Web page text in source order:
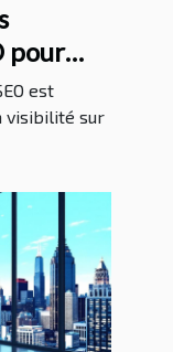
pour
ligne
est
visibilité sur